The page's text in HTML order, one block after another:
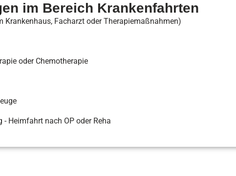
im Bereich Krankenfahrten
Krankenhaus, Facharzt oder Therapiemaßnahmen)
oder Chemotherapie
Heimfahrt nach OP oder Reha